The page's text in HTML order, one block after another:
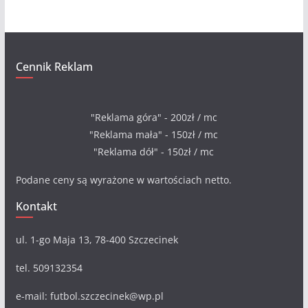
Cennik Reklam
"Reklama góra" - 200zł / mc
"Reklama mała" - 150zł / mc
"Reklama dół" - 150zł / mc
Podane ceny są wyrażone w wartościach netto.
Kontakt
ul. 1-go Maja 13, 78-400 Szczecinek
tel. 509132354
e-mail: futbol.szczecinek@wp.pl